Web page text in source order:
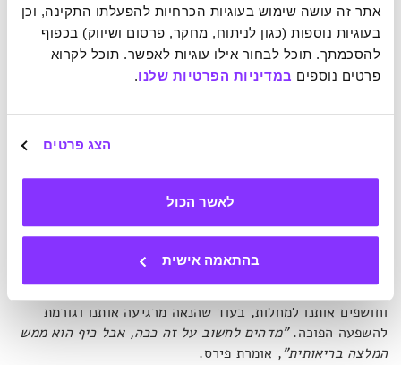
פרטים נוספים במדיניות הפרטיות שלנו.
הצג פרטים
לאשר הכול
בהתאמה אישית
סינרגיה שמיטיבה עם הגוף ועם הנפש
אין ספק שהשתובבות, חיבור וזרימה מרגישים כל אחד נהדר
בפני עצמם. עם זאת,"כשאנו חווים את שלושתם יחד בבת אחת
טוב, אלא באמת מועילה לנו."למעשה",אומרת פרייס,"כיף
עושה כל-כך הרבה דברים טובים עבורנו שאני אישית מאמינה
ראשית, הוא ממריץ וממלא אותנו באנרגיה, במקום לרוקן אותנו.
שנית, הוא מאחד אותנו. כשאנחנו נהנים עם אנשים אחרים,
לפתור בעיות. שלישית, הוא מועיל לבריאותנו. בדידות ומתח
גורמים לשינויים הורמונליים בגוף שמחלישים את מערכת החיסון
וחושפים אותנו למחלות, בעוד שהנאה מרגיעה אותנו וגורמת
להשפעה הפוכה."מדהים לחשוב על זה ככה, אבל כיף הוא ממש
המלצה בריאותית", אומרת פירס.